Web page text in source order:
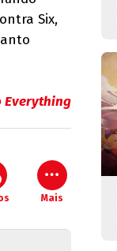
Six,
Everything
Mais